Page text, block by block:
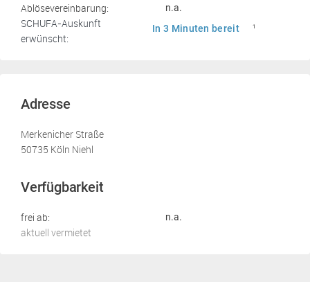
Ablösevereinbarung: n.a.
SCHUFA-Auskunft
erwünscht:
In 3 Minuten bereit 1
Adresse
Merkenicher Straße
50735 Köln Niehl
Verfügbarkeit
frei ab: n.a.
aktuell vermietet